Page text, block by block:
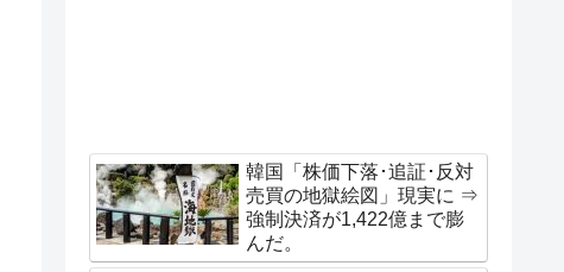
韓国「株価下落･追証･反対
売買の地獄絵図」現実に ⇒
強制決済が1,422億まで膨
んだ。